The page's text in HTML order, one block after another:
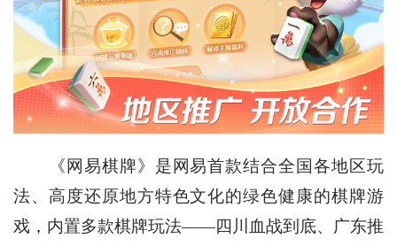
《网易棋牌》是网易首款结合全国各地区玩
法、高度还原地方特色文化的绿色健康的棋牌游
戏，内置多款棋牌玩法——四川血战到底、广东推